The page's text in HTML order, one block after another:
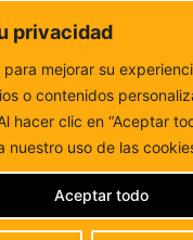
privacidad
para mejorar su
o contenidos
hacer clic en “Aceptar
nuestro uso de las
Aceptar todo
FM
informacion de forma
La Consejería
Social de este